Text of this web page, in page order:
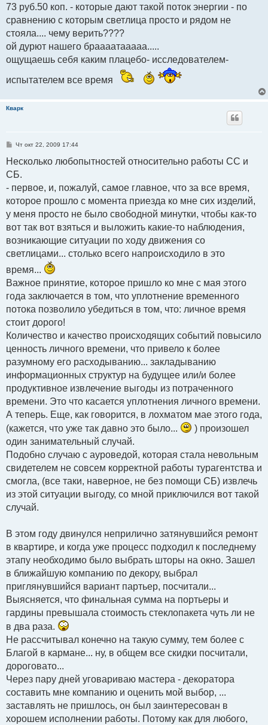
73 руб.50 коп. - которые дают такой поток энергии - по
сравнению с которым светлица просто и рядом не
стояла.... чему верить????
ой дурют нашего браааатааааа.....
ощущаешь себя каким плацебо- исследователем-
испытателем все время
Кварк
С
о
б
щ
е
н
е
Чт окт 22, 2009 17:44
Несколько любопытностей относительно работы СС и
СБ.
- первое, и, пожалуй, самое главное, что за все время,
которое прошло с момента приезда ко мне сих изделий,
у меня просто не было свободной минутки, чтобы как-то
вот так вот взяться и выложить какие-то наблюдения,
возникающие ситуации по ходу движения со
светлицами... столько всего напроисходило в это
время...
Важное принятие, которое пришло ко мне с мая этого
года заключается в том, что уплотнение временного
потока позволило убедиться в том, что: личное время
стоит дорого!
Количество и качество происходящих событий повысило
ценность личного времени, что привело к более
разумному его расходыванию... закладыванию
информационных структур на будущее или/и более
продуктивное извлечение выгоды из потраченного
времени. Это что касается уплотнения личного времени.
А теперь. Еще, как говорится, в лохматом мае этого года,
(кажется, что уже так давно это было...
) произошел
один занимательный случай.
Подобно случаю с ауроведой, которая стала невольным
свидетелем не совсем корректной работы турагентства и
смогла, (все таки, наверное, не без помощи СБ) извлечь
из этой ситуации выгоду, со мной приключился вот такой
случай.
В этом году двинулся неприлично затянувшийся ремонт
в квартире, и когда уже процесс подходил к последнему
этапу необходимо было выбрать шторы на окно. Зашел
в ближайшую компанию по декору, выбрал
приглянувшийся вариант партьер, посчитали...
Выясняется, что финальная сумма на портьеры и
гардины превышала стоимость стеклопакета чуть ли не
в два раза.
Не рассчитывал конечно на такую сумму, тем более с
Благой в кармане... ну, в общем все скидки посчитали,
дороговато...
Через пару дней уговариваю мастера - декоратора
составить мне компанию и оценить мой выбор, ...
заставлять не пришлось, он был заинтересован в
хорошем исполнении работы. Потому как для любого,